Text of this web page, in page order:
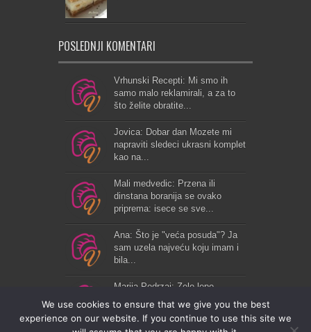
POSLEDNJI KOMENTARI
Vrhunski Recepti: Mi smo ih
samo malo reklamirali, a za to
što želite obratite...
Jovica: Dobar dan Mozete mi
napraviti sledeci ukrasni komplet
kao na...
Mali medvedic: Przena ili
dinstana boranija se ovako
priprema: isece se sve...
Ana: Što je "veća posuda"? Ja
sam uzela najveću koju imam i
bila...
Marija Podrzaj: Zelo lepo...
We use cookies to ensure that we give you the best
experience on our website. If you continue to use this site we